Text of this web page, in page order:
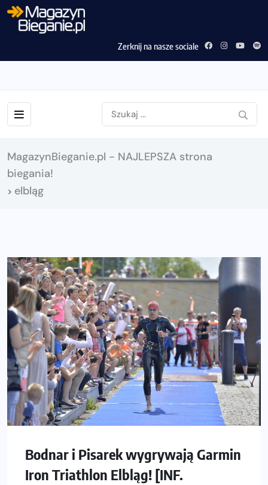
Zerknij na nasze sociale
MagazynBieganie.pl - NAJLEPSZA strona
biegania!
> elbląg
Bodnar i Pisarek wygrywają Garmin
Iron Triathlon Elbląg! [INF.